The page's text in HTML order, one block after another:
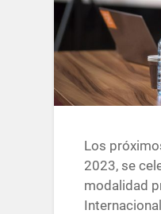
Los
2023, se
modalidad